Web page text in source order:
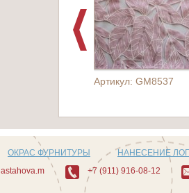
Артикул: GM8537
ОКРАС ФУРНИТУРЫ НАНЕСЕНИЕ
astahova.m +7 (911) 916-08-12